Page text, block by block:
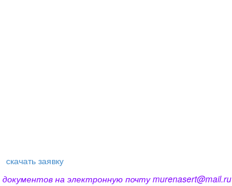
скачать заявку
на электронную почту murenasert@mail.ru